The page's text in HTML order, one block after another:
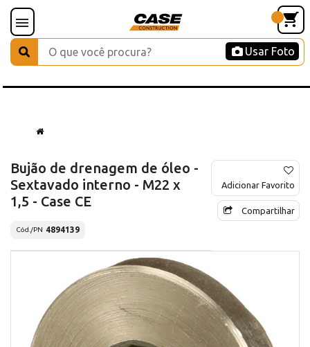
Usar Foto
Bujão de drenagem de óleo -
Sextavado interno - M22 x
1,5 - Case CE
Cód./PN 4894139
Adicionar Favorito
Compartilhar